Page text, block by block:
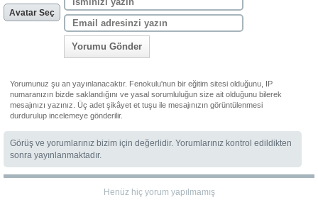
Avatar Seç
Yorumu Gönder
Yorumunuz şu an yayınlanacaktır. Fenokulu'nun bir eğitim sitesi olduğunu, IP
numaranızın bizde saklandığını ve yasal sorumluluğun size ait olduğunu bilerek
mesajınızı yazınız. Üç adet şikâyet et tuşu ile mesajınızın görüntülenmesi
durdurulup incelemeye gönderilir.
Görüş ve yorumlarınız bizim için değerlidir. Yorumlarınız kontrol edildikten
sonra yayınlanmaktadır.
Henüz hiç yorum yapılmamış